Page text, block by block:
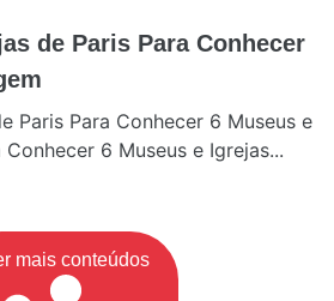
​de​ ​Paris​ ​Para​ ​Conhecer​
Paris Para Conhecer 6 Museus​ ​e​
6​ ​Museus​ ​e​ ​Igrejas​...
mais conteúdos